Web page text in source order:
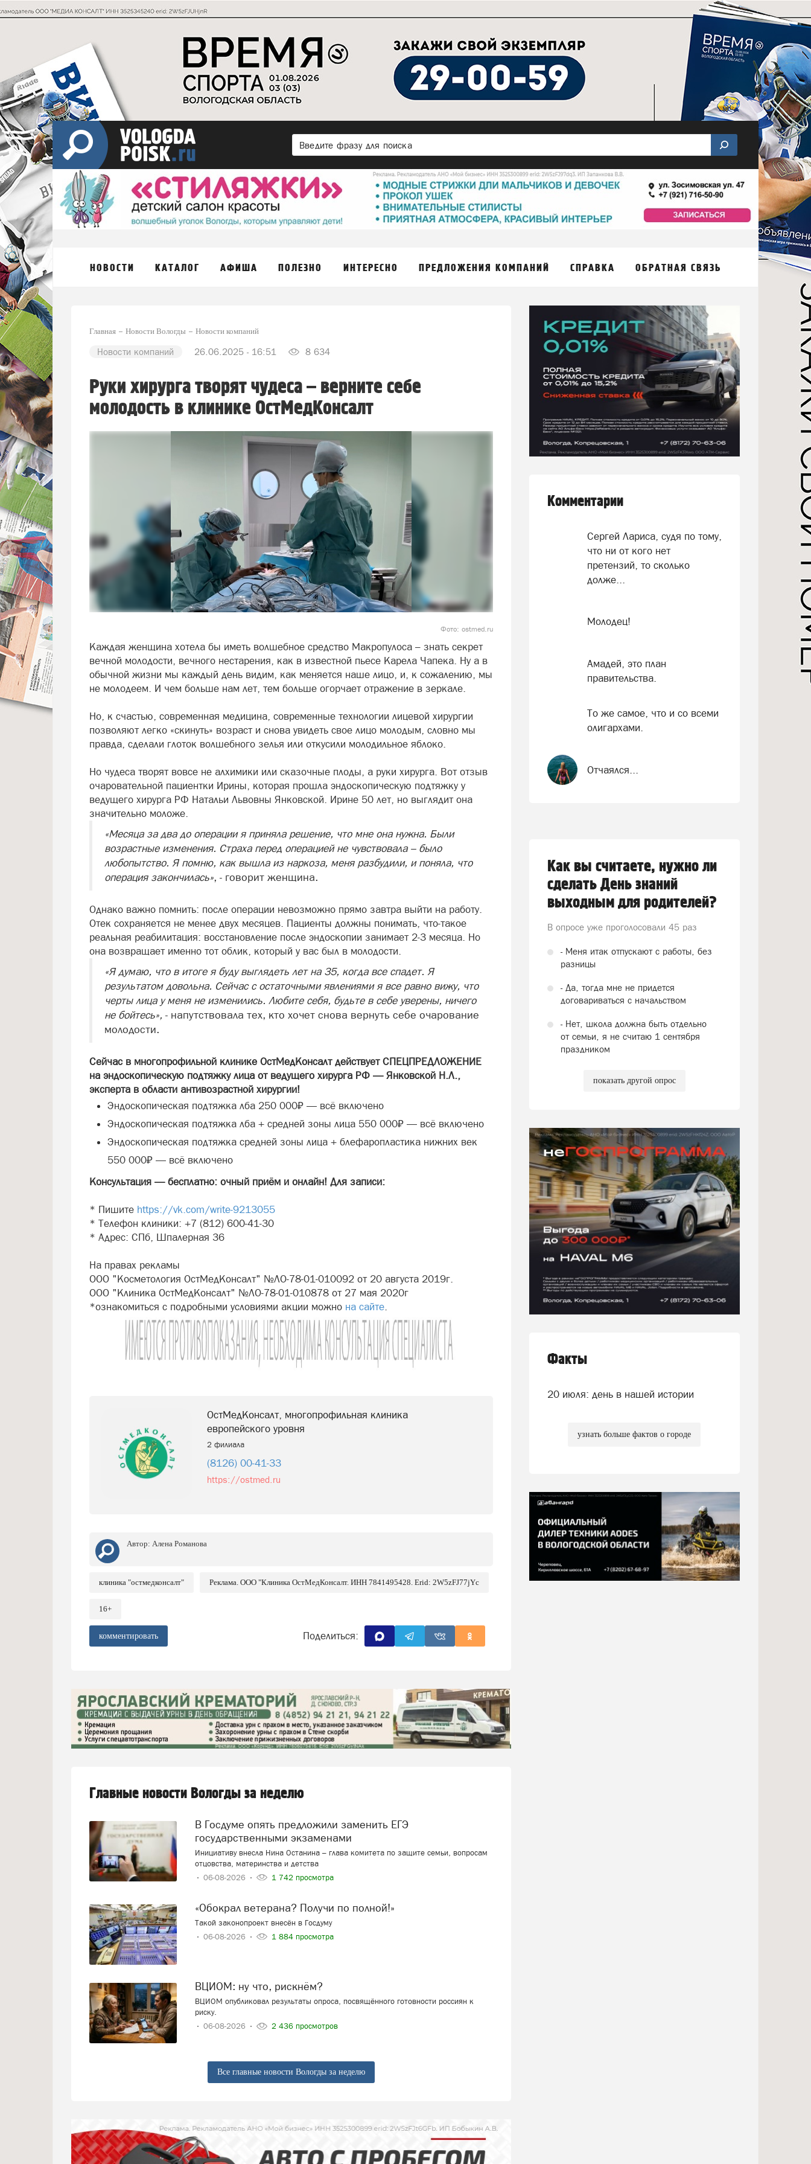
НОВОСТИ КАТАЛОГ АФИША ПОЛЕЗНО ИНТЕРЕСНО ПРЕДЛОЖЕНИЯ КОМПАНИЙ СПРАВКА ОБРАТНАЯ СВЯЗЬ
Главная Новости Вологды Новости компаний
Новости компаний 26.06.2025 - 16:51 8 634
Руки хирурга творят чудеса – верните себе
молодость в клинике ОстМедКонсалт
Фото: ostmed.ru
Каждая женщина хотела бы иметь волшебное средство Макропулоса – знать секрет
вечной молодости, вечного нестарения, как в известной пьесе Карела Чапека. Ну а в
обычной жизни мы каждый день видим, как меняется наше лицо, и, к сожалению, мы
не молодеем. И чем больше нам лет, тем больше огорчает отражение в зеркале.
Но, к счастью, современная медицина, современные технологии лицевой хирургии
позволяют легко «скинуть» возраст и снова увидеть свое лицо молодым, словно мы
правда, сделали глоток волшебного зелья или откусили молодильное яблоко.
Но чудеса творят вовсе не алхимики или сказочные плоды, а руки хирурга. Вот отзыв
очаровательной пациентки Ирины, которая прошла эндоскопическую подтяжку у
ведущего хирурга РФ Натальи Львовны Янковской. Ирине 50 лет, но выглядит она
значительно моложе.
«Месяца за два до операции я приняла решение, что мне она нужна. Были
возрастные изменения. Страха перед операцией не чувствовала – было
любопытство. Я помню, как вышла из наркоза, меня разбудили, и поняла, что
операция закончилась», - говорит женщина.
Однако важно помнить: после операции невозможно прямо завтра выйти на работу.
Отек сохраняется не менее двух месяцев. Пациенты должны понимать, что-такое
реальная реабилитация: восстановление после эндоскопии занимает 2-3 месяца. Но
она возвращает именно тот облик, который у вас был в молодости.
«Я думаю, что в итоге я буду выглядеть лет на 35, когда все спадет. Я
результатом довольна. Сейчас с остаточными явлениями я все равно вижу, что
черты лица у меня не изменились. Любите себя, будьте в себе уверены, ничего
не бойтесь», - напутствовала тех, кто хочет снова вернуть себе очарование
молодости.
Сейчас в многопрофильной клинике ОстМедКонсалт действует СПЕЦПРЕДЛОЖЕНИЕ
на эндоскопическую подтяжку лица от ведущего хирурга РФ — Янковской Н.Л.,
эксперта в области антивозрастной хирургии!
Эндоскопическая подтяжка лба 250 000₽ — всё включено
Эндоскопическая подтяжка лба + средней зоны лица 550 000₽ — всё включено
Эндоскопическая подтяжка средней зоны лица + блефаропластика нижних век
550 000₽ — всё включено
Консультация — бесплатно: очный приём и онлайн! Для записи:
* Пишите https://vk.com/write-9213055
* Телефон клиники: +7 (812) 600-41-30
* Адрес: СПб, Шпалерная 36
На правах рекламы
ООО "Косметология ОстМедКонсалт" №ЛО-78-01-010092 от 20 августа 2019г.
ООО "Клиника ОстМедКонсалт" №ЛО-78-01-010878 от 27 мая 2020г
*ознакомиться с подробными условиями акции можно на сайте.
ОстМедКонсалт, многопрофильная клиника
европейского уровня
2 филиала
(8126) 00-41-33
https://ostmed.ru
Автор: Алена Романова
клиника "остмедконсалт" Реклама. ООО "Клиника ОстМедКонсалт. ИНН 7841495428. Erid: 2W5zFJ77jYc
16+
комментировать Поделиться:
Главные новости Вологды за неделю
В Госдуме опять предложили заменить ЕГЭ
государственными экзаменами
Инициативу внесла Нина Останина – глава комитета по защите семьи, вопросам
отцовства, материнства и детства
06-08-2026
1 742 просмотра
«Обокрал ветерана? Получи по полной!»
Такой законопроект внесён в Госдуму
06-08-2026
1 884 просмотра
ВЦИОМ: ну что, рискнём?
ВЦИОМ опубликовал результаты опроса, посвящённого готовности россиян к
риску.
06-08-2026
2 436 просмотров
Все главные новости Вологды за неделю
Комментарии
Сергей Лариса, судя по тому,
что ни от кого нет
претензий, то сколько
долже...
Молодец!
Амадей, это план
правительства.
То же самое, что и со всеми
олигархами.
Отчаялся...
Как вы считаете, нужно ли
сделать День знаний
выходным для родителей?
В опросе уже проголосовали 45 раз
- Меня итак отпускают с работы, без
разницы
- Да, тогда мне не придется
договариваться с начальством
- Нет, школа должна быть отдельно
от семьи, я не считаю 1 сентября
праздником
показать другой опрос
Факты
20 июля: день в нашей истории
узнать больше фактов о городе